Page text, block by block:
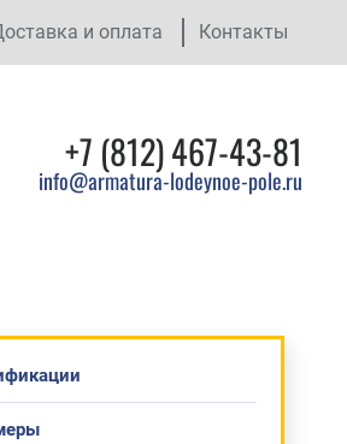
и оплата Контакты
+7 (812) 467-43-81
info@armatura-lodeynoe-pole.ru